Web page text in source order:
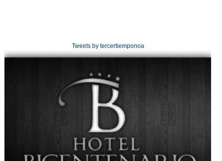
Tweets by tercertiemponoa